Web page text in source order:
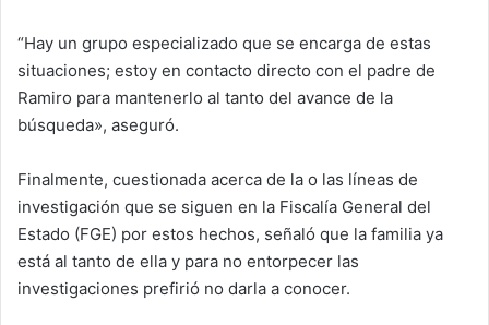
“Hay un grupo especializado que se encarga de estas
situaciones; estoy en contacto directo con el padre de
Ramiro para mantenerlo al tanto del avance de la
búsqueda», aseguró.
Finalmente, cuestionada acerca de la o las líneas de
investigación que se siguen en la Fiscalía General del
Estado (FGE) por estos hechos, señaló que la familia ya
está al tanto de ella y para no entorpecer las
investigaciones prefirió no darla a conocer.